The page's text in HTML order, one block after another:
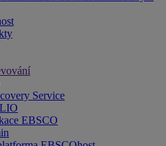
Service
EBSCO